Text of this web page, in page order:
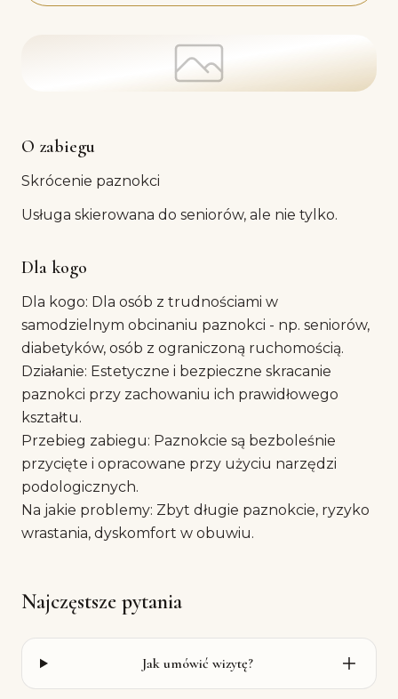
O zabiegu
Skrócenie paznokci
Usługa skierowana do seniorów, ale nie tylko.
Dla kogo
Dla kogo: Dla osób z trudnościami w
samodzielnym obcinaniu paznokci - np. seniorów,
diabetyków, osób z ograniczoną ruchomością.
Działanie: Estetyczne i bezpieczne skracanie
paznokci przy zachowaniu ich prawidłowego
kształtu.
Przebieg zabiegu: Paznokcie są bezboleśnie
przycięte i opracowane przy użyciu narzędzi
podologicznych.
Na jakie problemy: Zbyt długie paznokcie, ryzyko
wrastania, dyskomfort w obuwiu.
Najczęstsze pytania
Jak umówić wizytę?